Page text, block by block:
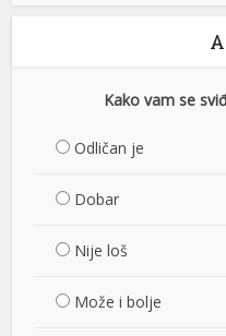
Kako vam se
Odličan je
Dobar
Nije loš
Može i bolje